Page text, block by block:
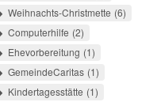
Weihnachts-Christmette 6
Computerhilfe 2
Ehevorbereitung 1
GemeindeCaritas 1
Kindertagesstätte 1